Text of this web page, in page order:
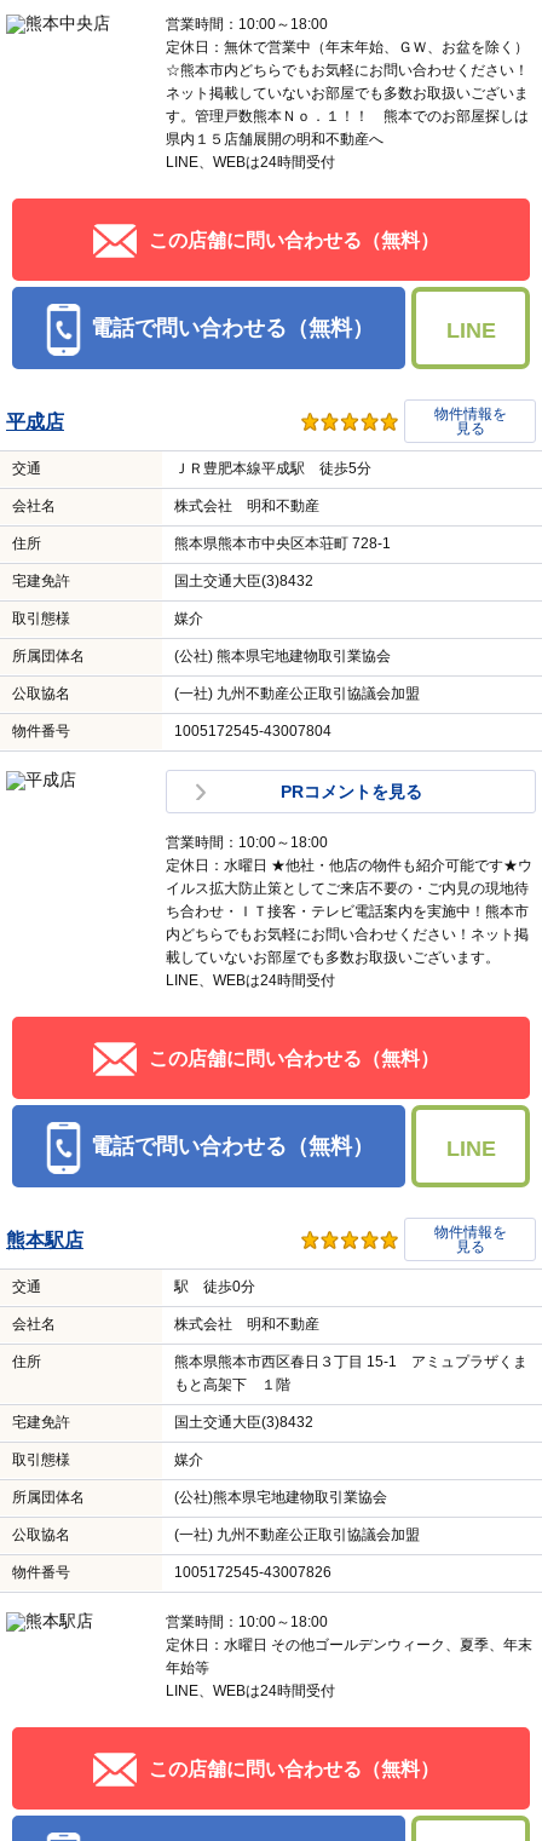
営業時間：10:00～18:00
定休日：無休で営業中（年末年始、ＧＷ、お盆を除く）
☆熊本市内どちらでもお気軽にお問い合わせください！
ネット掲載していないお部屋でも多数お取扱いございま
す。管理戸数熊本Ｎｏ．１！！ 熊本でのお部屋探しは
県内１５店舗展開の明和不動産へ
LINE、WEBは24時間受付
この店舗に問い合わせる（無料）
電話で問い合わせる（無料） LINE
平成店
物件情報を
見る
交通 ＪＲ豊肥本線平成駅 徒歩5分
会社名 株式会社 明和不動産
住所 熊本県熊本市中央区本荘町 728-1
宅建免許 国土交通大臣(3)8432
取引態様 媒介
所属団体名 (公社) 熊本県宅地建物取引業協会
公取協名 (一社) 九州不動産公正取引協議会加盟
物件番号 1005172545-43007804
PRコメントを見る
営業時間：10:00～18:00
定休日：水曜日 ★他社・他店の物件も紹介可能です★ウ
イルス拡大防止策としてご来店不要の・ご内見の現地待
ち合わせ・ＩＴ接客・テレビ電話案内を実施中！熊本市
内どちらでもお気軽にお問い合わせください！ネット掲
載していないお部屋でも多数お取扱いございます。
LINE、WEBは24時間受付
この店舗に問い合わせる（無料）
電話で問い合わせる（無料） LINE
熊本駅店
物件情報を
見る
交通 駅 徒歩0分
会社名 株式会社 明和不動産
住所
熊本県熊本市西区春日３丁目 15-1 アミュプラザくま
もと高架下 １階
宅建免許 国土交通大臣(3)8432
取引態様 媒介
所属団体名 (公社)熊本県宅地建物取引業協会
公取協名 (一社) 九州不動産公正取引協議会加盟
物件番号 1005172545-43007826
営業時間：10:00～18:00
定休日：水曜日 その他ゴールデンウィーク、夏季、年末
年始等
LINE、WEBは24時間受付
この店舗に問い合わせる（無料）